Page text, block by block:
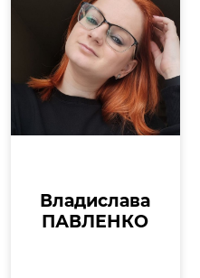
Владислава
ПАВЛЕНКО